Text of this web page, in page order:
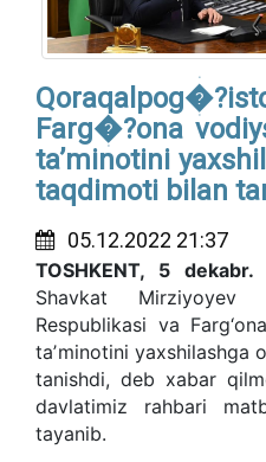
Farg�?ona
taʼminotini
taqdimoti bilan
05.12.2022 21:37
TOSHKENT, 5 dekabr.
Shavkat Mirziyoyev
Respublikasi va
taʼminotini yaxshilashga
tanishdi, deb xabar
davlatimiz rahbari
tayanib.